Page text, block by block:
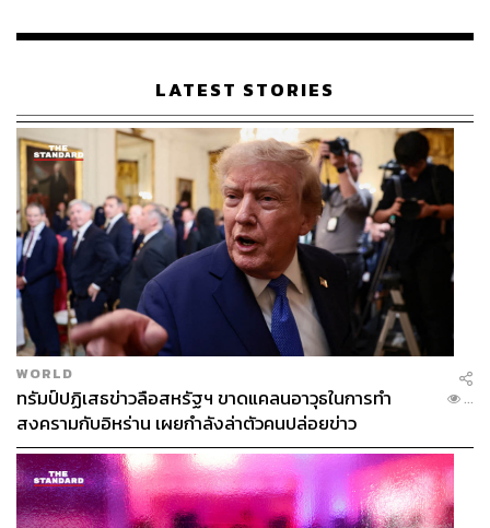
เรือนไทยที่ถูกซุกไว้
LATEST STORIES
WORLD
ทรัมป์ปฏิเสธข่าวลือสหรัฐฯ ขาดแคลนอาวุธในการทำ
สงครามกับอิหร่าน เผยกำลังล่าตัวคนปล่อยข่าว
...